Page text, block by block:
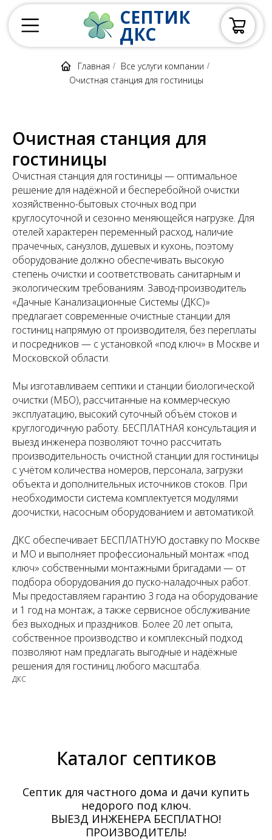
СЕПТИК
ДКС
Главная / Все услуги компании /
Очистная станция для гостиницы
Очистная станция для
гостиницы
Очистная станция для гостиницы — оптимальное
решение для надёжной и бесперебойной очистки
хозяйственно-бытовых сточных вод при
круглосуточной и сезонно меняющейся нагрузке. Для
отелей характерен переменный расход, наличие
прачечных, санузлов, душевых и кухонь, поэтому
оборудование должно обеспечивать высокую
степень очистки и соответствовать санитарным и
экологическим требованиям. Завод-производитель
«Дачные Канализационные Системы (ДКС)»
предлагает современные очистные станции для
гостиниц напрямую от производителя, без переплаты
и посредников — с установкой «под ключ» в Москве и
Московской области.
Мы изготавливаем септики и станции биологической
очистки (МБО), рассчитанные на коммерческую
эксплуатацию, высокий суточный объём стоков и
круглогодичную работу. БЕСПЛАТНАЯ консультация и
выезд инженера позволяют точно рассчитать
производительность очистной станции для гостиницы
с учётом количества номеров, персонала, загрузки
объекта и дополнительных источников стоков. При
необходимости система комплектуется модулями
доочистки, насосным оборудованием и автоматикой.
ДКС обеспечивает БЕСПЛАТНУЮ доставку по Москве
и МО и выполняет профессиональный монтаж «под
ключ» собственными монтажными бригадами — от
подбора оборудования до пуско-наладочных работ.
Мы предоставляем гарантию 3 года на оборудование
и 1 год на монтаж, а также сервисное обслуживание
без выходных и праздников. Более 20 лет опыта,
собственное производство и комплексный подход
позволяют нам предлагать выгодные и надёжные
решения для гостиниц любого масштаба.
ДКС
Каталог септиков
Септик для частного дома и дачи купить
недорого под ключ.
ВЫЕЗД ИНЖЕНЕРА БЕСПЛАТНО!
ПРОИЗВОДИТЕЛЬ!